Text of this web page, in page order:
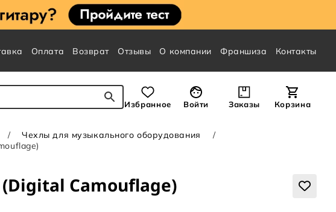
Оплата Возврат Отзывы О компании Франшиза Контакты
Избранное Войти Заказы Корзина
Чехлы для музыкального оборудования
Camouflage)